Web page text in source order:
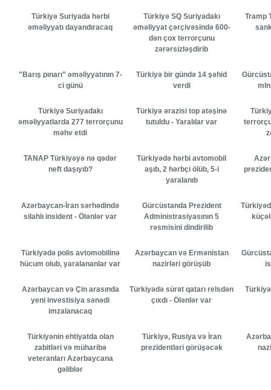
Türkiyə Suriyada hərbi
əməliyyatı dayandıracaq
Türkiyə SQ Suriyadakı
əməliyyat çərçivəsində 600-
dən çox terrorçunu
zərərsizləşdirib
Tramp
"Barış pınarı" əməliyyatının 7-
ci günü
Türkiyə bir gündə 14 şəhid
verdi
Türkiyə Suriyadakı
əməliyyatlarda 277 terrorçunu
məhv etdi
Türkiyə ərazisi top atəşinə
tutuldu - Yaralılar var
TANAP Türkiyəyə nə qədər
neft daşıyıb?
Türkiyədə hərbi avtomobil
aşıb, 2 hərbçi ölüb, 5-i
yaralanıb
Azərbaycan-İran sərhədində
silahlı insident - Ölənlər var
Gürcüstanda Prezident
Administrasiyasının 5
rəsmisini dindirilib
Türkiyədə polis avtomobilinə
hücum olub, yaralananlar var
Azərbaycan və Ermənistan
nazirləri görüşüb
Azərbaycan və Çin arasında
yeni investisiya sənədi
imzalanacaq
Türkiyədə sürət qatarı relsdən
çıxdı - Ölənlər var
Türkiyənin ehtiyatda olan
zabitləri və müharibə
veteranları Azərbaycana
gəliblər
Türkiyə, Rusiya və İran
prezidentləri görüşəcək